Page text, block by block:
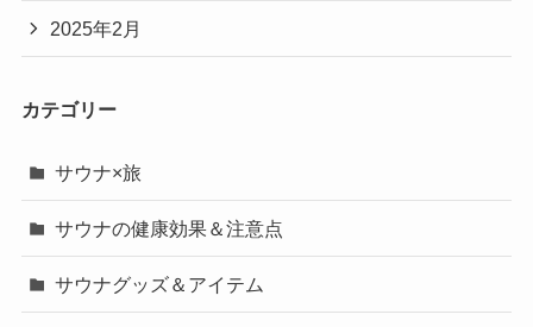
2025年2月
カテゴリー
サウナ×旅
サウナの健康効果＆注意点
サウナグッズ＆アイテム